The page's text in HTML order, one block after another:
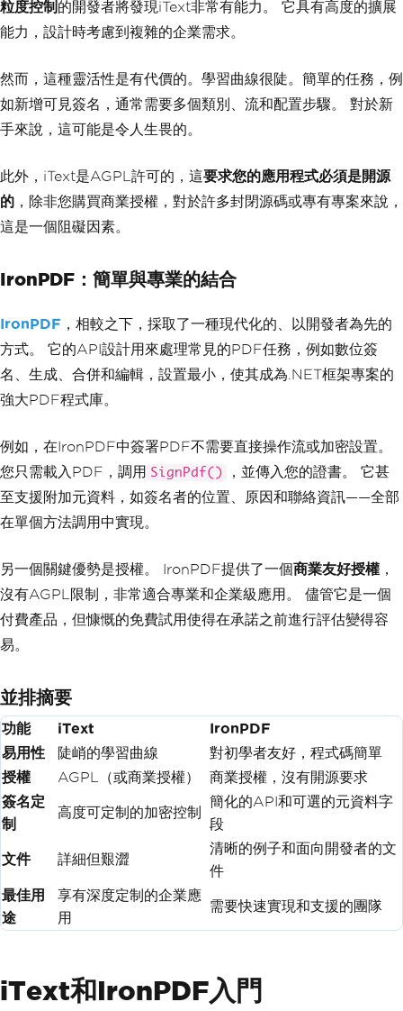
粒度控制 的開發者將發現iText非常有能力。 它具有高度的擴展
能力，設計時考慮到複雜的企業需求。
然而，這種靈活性是有代價的。學習曲線很陡。簡單的任務，例
如新增可見簽名，通常需要多個類別、流和配置步驟。 對於新
手來說，這可能是令人生畏的。
此外，iText是AGPL許可的，這要求您的應用程式必須是開源
的 ，除非您購買商業授權，對於許多封閉源碼或專有專案來說，
這是一個阻礙因素。
IronPDF：簡單與專業的結合
IronPDF ，相較之下，採取了一種現代化的、以開發者為先的
方式。 它的API設計用來處理常見的PDF任務，例如數位簽
名、生成、合併和編輯，設置最小，使其成為.NET框架專案的
強大PDF程式庫。
例如，在IronPDF中簽署PDF不需要直接操作流或加密設置。
您只需載入PDF，調用 SignPdf()
，並傳入您的證書。 它甚
至支援附加元資料，如簽名者的位置、原因和聯絡資訊——全部
在單個方法調用中實現。
另一個關鍵優勢是授權。 IronPDF提供了一個商業友好授權 ，
沒有AGPL限制，非常適合專業和企業級應用。 儘管它是一個
付費產品，但慷慨的免費試用使得在承諾之前進行評估變得容
易。
並排摘要
功能 iText
IronPDF
易用性
陡峭的學習曲線
對初學者友好，程式碼簡單
授權
AGPL（或商業授權）
商業授權，沒有開源要求
簽名定
制
高度可定制的加密控制
簡化的API和可選的元資料字
段
文件 詳細但艱澀
清晰的例子和面向開發者的文
件
最佳用
途
享有深度定制的企業應
用
需要快速實現和支援的團隊
iText和IronPDF入門